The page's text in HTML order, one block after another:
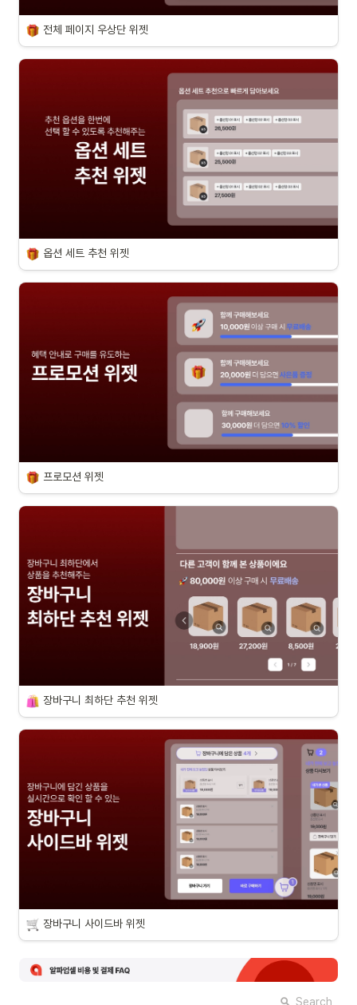
전체 페이지 우상단 위젯
옵션 세트 추천 위젯
프로모션 위젯
장바구니 최하단 추천 위젯
장바구니 사이드바 위젯
Search